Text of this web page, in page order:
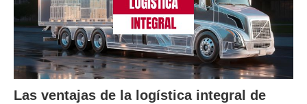
Las ventajas de la logística integral de